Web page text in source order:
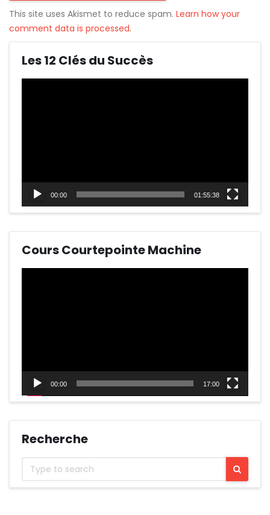
This site uses Akismet to reduce spam. Learn how your
comment data is processed.
Les 12 Clés du Succès
00:00 01:55:38
Cours Courtepointe Machine
00:00 17:00
Recherche